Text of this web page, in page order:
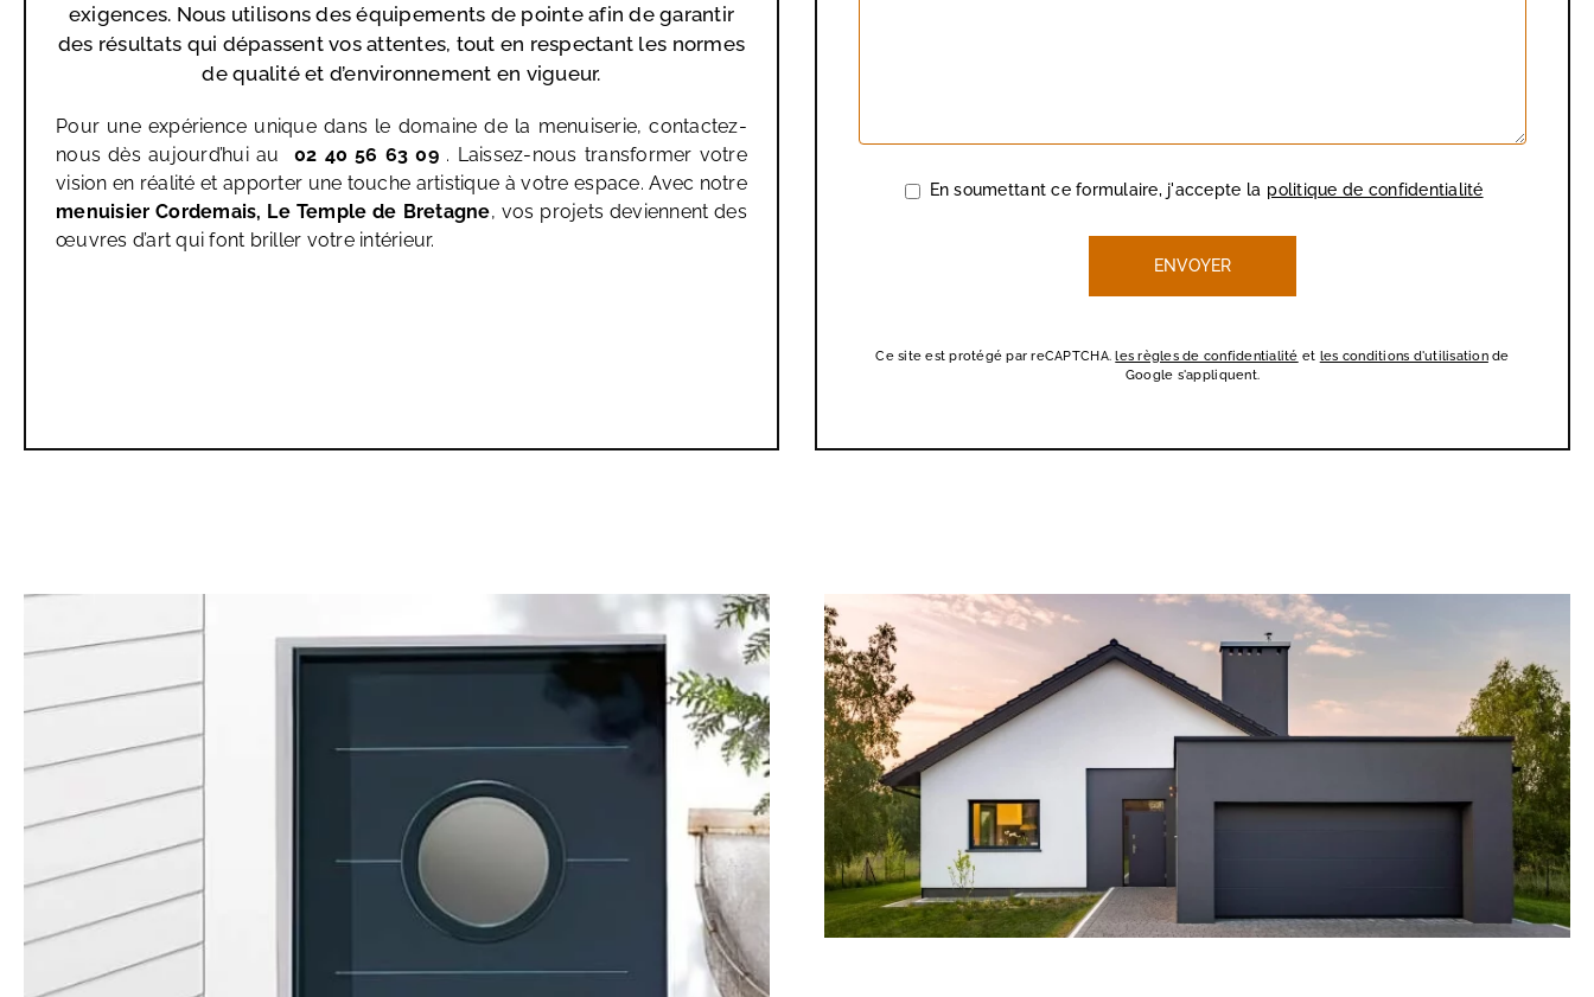
exigences. Nous utilisons des équipements de pointe afin de garantir
des résultats qui dépassent vos attentes, tout en respectant les normes
de qualité et d’environnement en vigueur.
Pour une expérience unique dans le domaine de la menuiserie, contactez-
nous dès aujourd’hui au 02 40 56 63 09 . Laissez-nous transformer votre
vision en réalité et apporter une touche artistique à votre espace. Avec notre
menuisier Cordemais, Le Temple de Bretagne, vos projets deviennent des
œuvres d’art qui font briller votre intérieur.
En soumettant ce formulaire, j'accepte la politique de confidentialité
Ce site est protégé par reCAPTCHA.les règles de confidentialité et les conditions d'utilisationde
Google s'appliquent.